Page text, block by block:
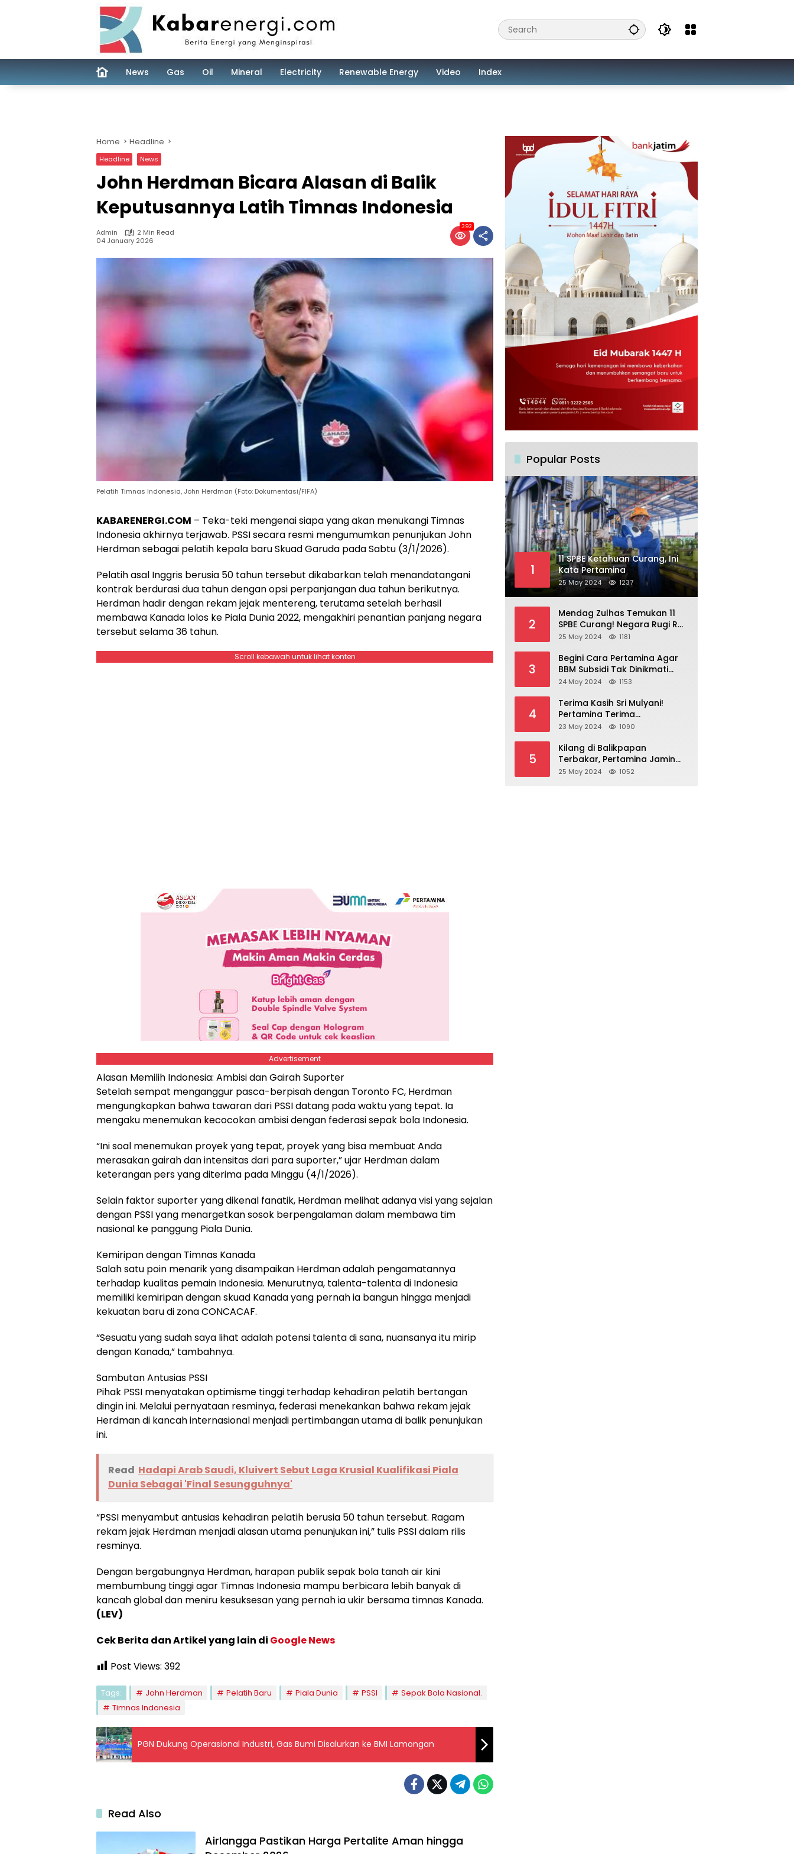
News Gas Oil Mineral Electricity Renewable Energy Video Index
Home Headline
Headline News
John Herdman Bicara Alasan di Balik
Keputusannya Latih Timnas Indonesia
Admin
2 Min Read
04 January 2026
392
Pelatih Timnas Indonesia, John Herdman (Foto: Dokumentasi/FIFA)
KABARENERGI.COM – Teka-teki mengenai siapa yang akan menukangi Timnas
Indonesia akhirnya terjawab. PSSI secara resmi mengumumkan penunjukan John
Herdman sebagai pelatih kepala baru Skuad Garuda pada Sabtu (3/1/2026).
Pelatih asal Inggris berusia 50 tahun tersebut dikabarkan telah menandatangani
kontrak berdurasi dua tahun dengan opsi perpanjangan dua tahun berikutnya.
Herdman hadir dengan rekam jejak mentereng, terutama setelah berhasil
membawa Kanada lolos ke Piala Dunia 2022, mengakhiri penantian panjang negara
tersebut selama 36 tahun.
Scroll kebawah untuk lihat konten
Advertisement
Alasan Memilih Indonesia: Ambisi dan Gairah Suporter
Setelah sempat menganggur pasca-berpisah dengan Toronto FC, Herdman
mengungkapkan bahwa tawaran dari PSSI datang pada waktu yang tepat. Ia
mengaku menemukan kecocokan ambisi dengan federasi sepak bola Indonesia.
“Ini soal menemukan proyek yang tepat, proyek yang bisa membuat Anda
merasakan gairah dan intensitas dari para suporter,” ujar Herdman dalam
keterangan pers yang diterima pada Minggu (4/1/2026).
Selain faktor suporter yang dikenal fanatik, Herdman melihat adanya visi yang sejalan
dengan PSSI yang menargetkan sosok berpengalaman dalam membawa tim
nasional ke panggung Piala Dunia.
Kemiripan dengan Timnas Kanada
Salah satu poin menarik yang disampaikan Herdman adalah pengamatannya
terhadap kualitas pemain Indonesia. Menurutnya, talenta-talenta di Indonesia
memiliki kemiripan dengan skuad Kanada yang pernah ia bangun hingga menjadi
kekuatan baru di zona CONCACAF.
“Sesuatu yang sudah saya lihat adalah potensi talenta di sana, nuansanya itu mirip
dengan Kanada,” tambahnya.
Sambutan Antusias PSSI
Pihak PSSI menyatakan optimisme tinggi terhadap kehadiran pelatih bertangan
dingin ini. Melalui pernyataan resminya, federasi menekankan bahwa rekam jejak
Herdman di kancah internasional menjadi pertimbangan utama di balik penunjukan
ini.
Read Hadapi Arab Saudi, Kluivert Sebut Laga Krusial Kualifikasi Piala
Dunia Sebagai 'Final Sesungguhnya'
“PSSI menyambut antusias kehadiran pelatih berusia 50 tahun tersebut. Ragam
rekam jejak Herdman menjadi alasan utama penunjukan ini,” tulis PSSI dalam rilis
resminya.
Dengan bergabungnya Herdman, harapan publik sepak bola tanah air kini
membumbung tinggi agar Timnas Indonesia mampu berbicara lebih banyak di
kancah global dan meniru kesuksesan yang pernah ia ukir bersama timnas Kanada.
(LEV)
Cek Berita dan Artikel yang lain di Google News
Post Views: 392
Tags: John Herdman Pelatih Baru Piala Dunia PSSI
Sepak Bola Nasional.
Timnas Indonesia
PGN Dukung Operasional Industri, Gas Bumi Disalurkan ke BMI Lamongan
Read Also
Airlangga Pastikan Harga Pertalite Aman hingga
Popular Posts
1
11 SPBE Ketahuan Curang, Ini
Kata Pertamina
25 May 2024 1237
2
Mendag Zulhas Temukan 11
SPBE Curang! Negara Rugi Rp
18,7 Miliar/ Tahun
25 May 2024 1181
3
Begini Cara Pertamina Agar
BBM Subsidi Tak Dinikmati
Orang Kaya!
24 May 2024 1153
4
Terima Kasih Sri Mulyani!
Pertamina Terima
Kompensasi BBM Rp 43,52
23 May 2024 1090
5
Kilang di Balikpapan
Terbakar, Pertamina Jamin
Pasokan BBM Aman
25 May 2024 1052